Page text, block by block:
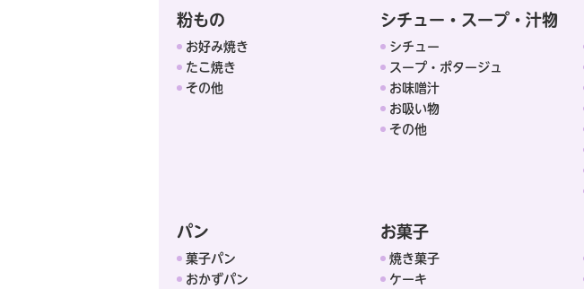
粉もの
お好み焼き
たこ焼き
その他
シチュー・スープ・汁物
シチュー
スープ・ポタージュ
お味噌汁
お吸い物
その他
パン
菓子パン
おかずパン
お菓子
焼き菓子
ケーキ